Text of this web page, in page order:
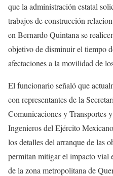
que la administración estatal
trabajos de construcción
en Bernardo Quintana se
objetivo de disminuir el tiempo
afectaciones a la movilidad de
El funcionario señaló que
con representantes de la
Comunicaciones y Transportes
Ingenieros del Ejército
los detalles del arranque de las
permitan mitigar el impacto vial
de la zona metropolitana de